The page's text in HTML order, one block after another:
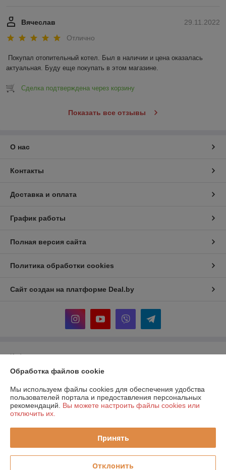
29.11.2022
Вячеслав
Отлично
Покупал отопительный котел. Был в наличии и цена оказалась
актуальная. Буду еще покупать в этом магазине.
Сделка подтверждена через корзину
Показать все отзывы
О нас
Контакты
Доставка и оплата
График работы
Полная версия сайта
Политика обработки cookies
Сайт создан на платформе Deal.by
Информация для покупателя
Юридическое лицо:ООО "Прогреем"
0,7км севернее аг. Подгорная
Регистрационный номер ЕГР: 291519217
Регистрационный орган: Барановичский районный исполнительный
Дата регистрации компании: 08.01.2018
Обработка файлов cookie
Мы используем файлы cookies для обеспечения удобства
пользователей портала и предоставления персональных
рекомендаций. Вы можете настроить файлы cookies или
отключить их.
Принять
Отклонить